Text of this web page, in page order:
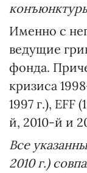
Именно с
ведущие
фонда.
кризиса
1997 г.), EFF
й, 2010-й и
Все
2010 г.)